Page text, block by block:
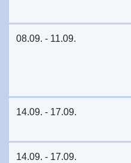
08.09. - 11.09.
14.09. - 17.09.
14.09. - 17.09.